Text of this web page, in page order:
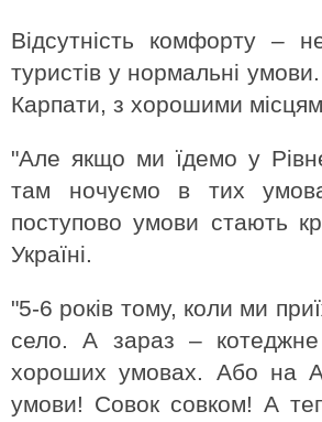
Відсутність комфорту –
туристів у нормальні
Карпати, з хорошими
"Але якщо ми їдемо у
там ночуємо в тих
поступово умови стають
Україні.
"5-6 років тому, коли ми
село. А зараз –
хороших умовах. Або на
умови! Совок совком! А